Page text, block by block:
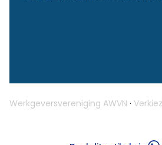
Werkgeversvereniging AWVN ·